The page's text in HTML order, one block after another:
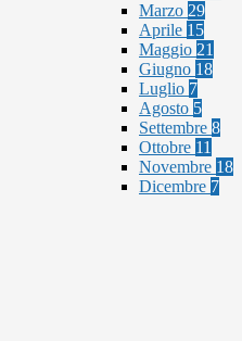
Marzo 29
Aprile 15
Maggio 21
Giugno 18
Luglio 7
Agosto 5
Settembre 8
Ottobre 11
Novembre 18
Dicembre 7